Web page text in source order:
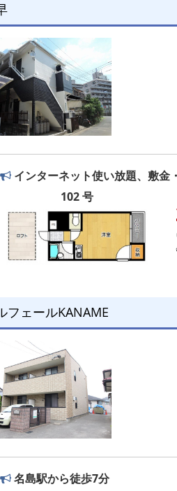
インターネット使い放題、敷金
102 号
フェールKANAME
名島駅から徒歩7分